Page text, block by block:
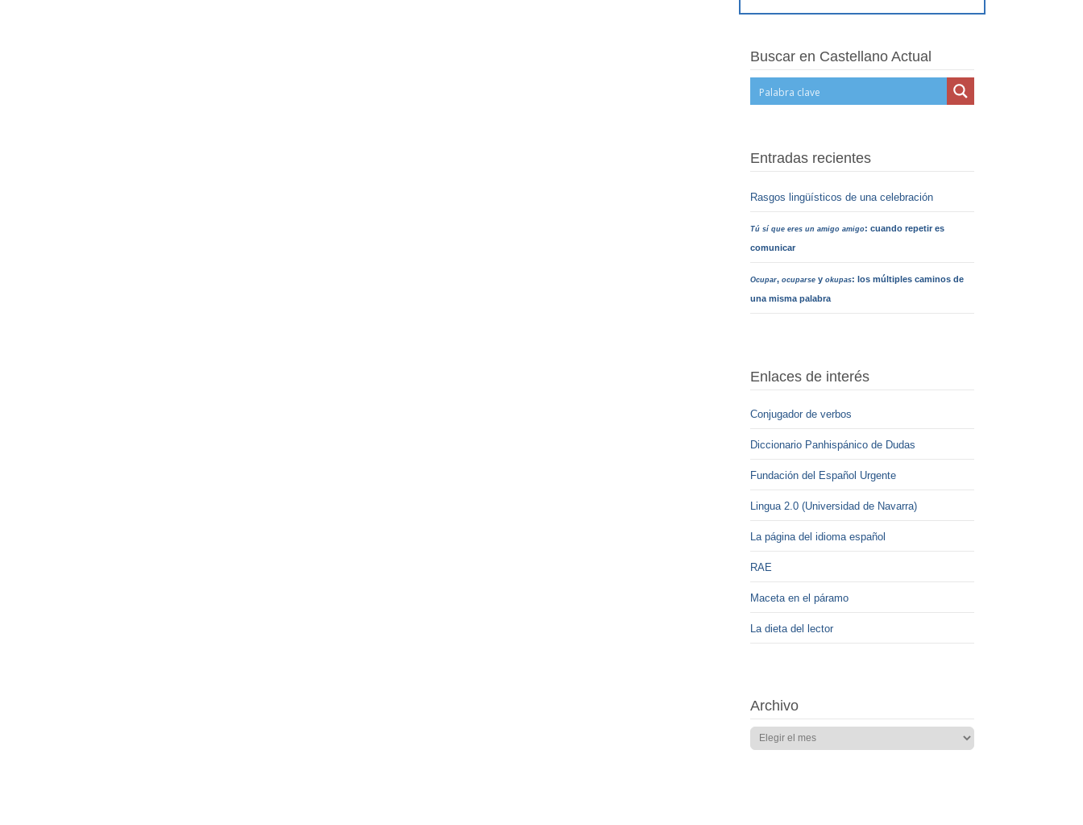
Buscar en Castellano Actual
Entradas recientes
Rasgos lingüísticos de una celebración
Tú sí que eres un amigo amigo: cuando repetir es
comunicar
Ocupar, ocuparsey okupas: los múltiples caminos de
una misma palabra
Enlaces de interés
Conjugador de verbos
Diccionario Panhispánico de Dudas
Fundación del Español Urgente
Lingua 2.0 (Universidad de Navarra)
La página del idioma español
RAE
Maceta en el páramo
La dieta del lector
Archivo